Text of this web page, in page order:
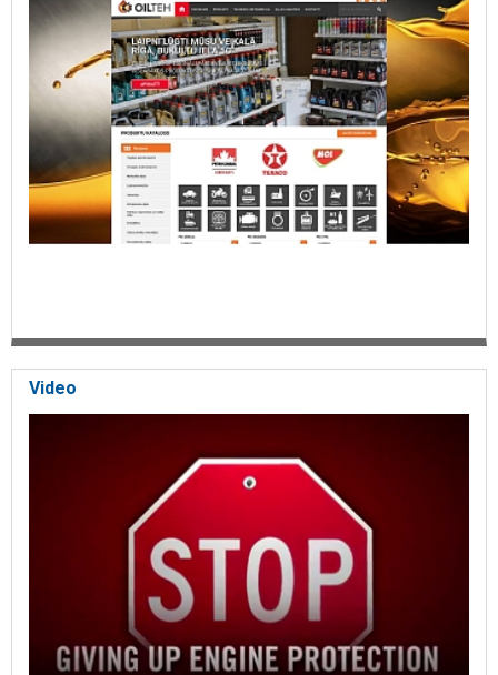
Video